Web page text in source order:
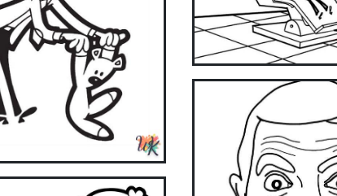
Get it on Google Play
Available on the App Store